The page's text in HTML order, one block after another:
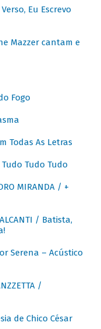
Eu Escrevo
Mazzer cantam e
Fogo
Todas As Letras
Tudo Tudo Tudo
MIRANDA / +
/ Batista,
Serena – Acústico
/
de Chico César